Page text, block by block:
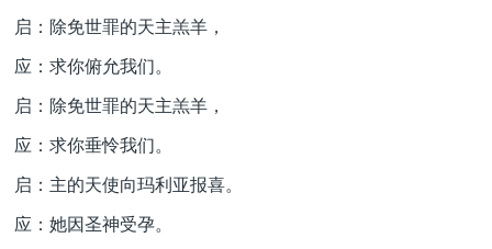
启：除免世罪的天主羔羊，
应：求你俯允我们。
启：除免世罪的天主羔羊，
应：求你垂怜我们。
启：主的天使向玛利亚报喜。
应：她因圣神受孕。